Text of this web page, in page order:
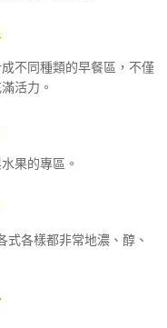
不同種類的早餐區，不僅
活力。
果的專區。
各樣都非常地濃、醇、